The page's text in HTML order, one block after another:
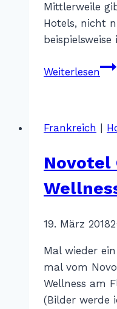
Mittlerweile
Hotels, nicht
WeiterlesenAxel
Frankreich
Novotel
VonKatharina
19. März 2018
Mal wieder
mal vom
Wellness am
(Bilder werde